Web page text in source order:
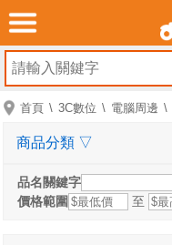
首頁 3C數位 電腦周邊
品名關鍵字
價格範圍
至
商品分類 ▽